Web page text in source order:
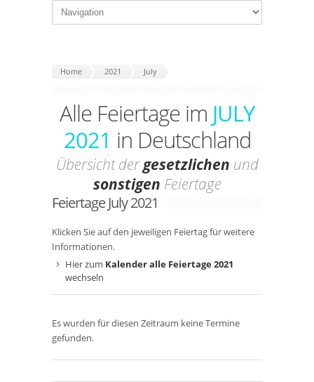
Home 2021 July
Alle Feiertage im JULY
2021 in Deutschland
Übersicht dergesetzlichen und
sonstigen Feiertage
Feiertage July 2021
Klicken Sie auf den jeweiligen Feiertag für weitere
Informationen.
Hier zum Kalender alle Feiertage 2021
wechseln
Es wurden für diesen Zeitraum keine Termine
gefunden.